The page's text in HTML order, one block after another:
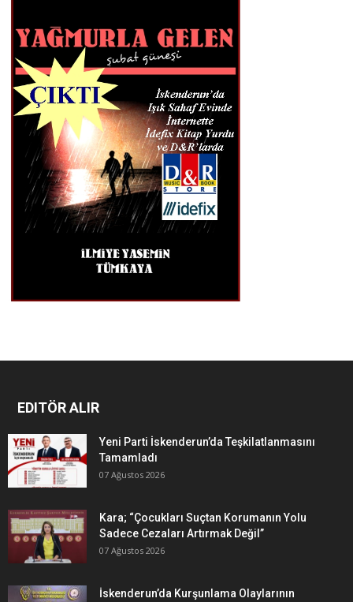
EDITÖR ALIR
Yeni Parti İskenderun’da Teşkilatlanmasını
Tamamladı
07 Ağustos 2026
Kara; “Çocukları Suçtan Korumanın Yolu
Sadece Cezaları Artırmak Değil”
07 Ağustos 2026
İskenderun’da Kurşunlama Olaylarının